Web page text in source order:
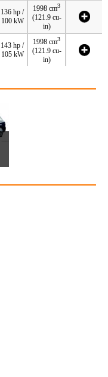
136 hp /
100 kW
1998 cm3
(121.9 cu-
in)
143 hp /
105 kW
1998 cm3
(121.9 cu-
in)